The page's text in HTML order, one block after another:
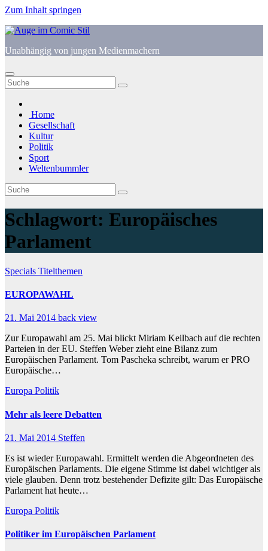
Zum Inhalt springen
Unabhängig von jungen Medienmachern
Home
Gesellschaft
Kultur
Politik
Sport
Weltenbummler
Schlagwort: Europäisches
Parlament
Specials Titelthemen
EUROPAWAHL
21. Mai 2014 back view
Zur Europawahl am 25. Mai blickt Miriam Keilbach auf die rechten
Parteien in der EU. Steffen Weber zieht eine Bilanz zum
Europäischen Parlament. Tom Pascheka schreibt, warum er PRO
Europäische…
Europa Politik
Mehr als leere Debatten
21. Mai 2014 Steffen
Es ist wieder Europawahl. Ermittelt werden die Abgeordneten des
Europäischen Parlaments. Die eigene Stimme ist dabei wichtiger als
viele glauben. Denn trotz bestehender Defizite gilt: Das Europäische
Parlament hat heute…
Europa Politik
Politiker im Europäischen Parlament